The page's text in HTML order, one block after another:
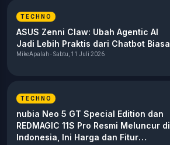
TECHNO
ASUS Zenni Claw: Ubah Agentic AI
Jadi Lebih Praktis dari Chatbot Biasa
MikeApalah - Sabtu, 11 Juli 2026
TECHNO
nubia Neo 5 GT Special Edition dan
REDMAGIC 11S Pro Resmi Meluncur di
Indonesia, Ini Harga dan Fitur